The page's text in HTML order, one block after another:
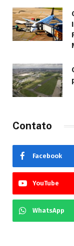
Contato
Facebook
YouTube
WhatsApp